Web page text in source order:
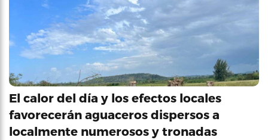
El calor del día y los efectos locales
favorecerán aguaceros dispersos a
localmente numerosos y tronadas